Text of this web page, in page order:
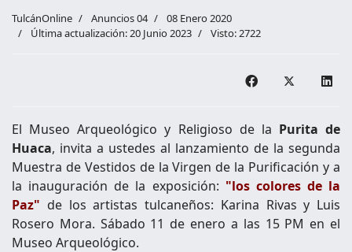
TulcánOnline Anuncios 04
08 Enero 2020
Última actualización: 20 Junio 2023
Visto: 2722
El Museo Arqueológico y Religioso de la Purita de
Huaca, invita a ustedes al lanzamiento de la segunda
Muestra de Vestidos de la Virgen de la Purificación y a
la inauguración de la exposición: "los colores de la
Paz" de los artistas tulcaneños: Karina Rivas y Luis
Rosero Mora. Sábado 11 de enero a las 15 PM en el
Museo Arqueológico.